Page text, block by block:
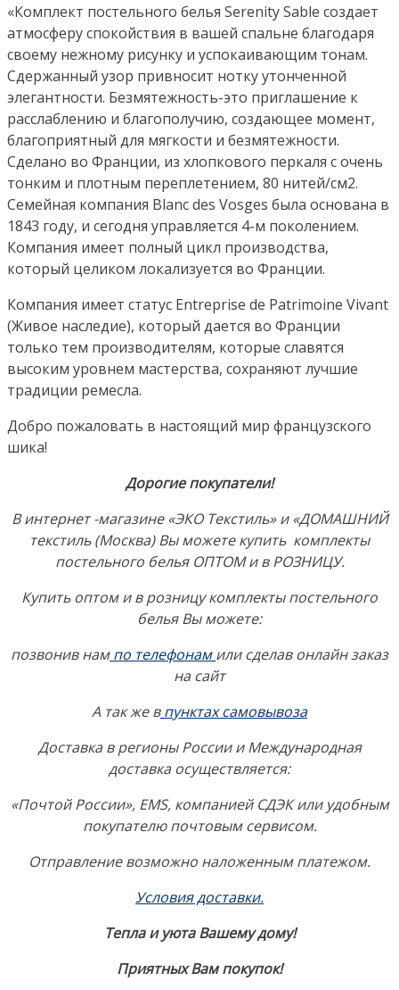
Производство:
ТМ
«Blanc
des
Vosges»,
Франция
«Комплект постельного белья Serenity Sable создает
атмосферу спокойствия в вашей спальне благодаря
своему нежному рисунку и успокаивающим тонам.
Сдержанный узор привносит нотку утонченной
элегантности. Безмятежность-это приглашение к
расслаблению и благополучию, создающее момент,
благоприятный для мягкости и безмятежности.
Сделано во Франции, из хлопкового перкаля с очень
тонким и плотным переплетением, 80 нитей/см2.
Семейная компания Blanc des Vosges была основана в
1843 году, и сегодня управляется 4-м поколением.
Компания имеет полный цикл производства,
который целиком локализуется во Франции.
Компания имеет статус Entreprise de Patrimoine Vivant
(Живое наследие), который дается во Франции
только тем производителям, которые славятся
высоким уровнем мастерства, сохраняют лучшие
традиции ремесла.
Добро пожаловать в настоящий мир французского
шика!
Дорогие покупатели!
В интернет -магазине «ЭКО Текстиль» и «ДОМАШНИЙ
текстиль (Москва) Вы можете купить комплекты
постельного белья ОПТОМ и в РОЗНИЦУ.
Купить оптом и в розницу комплекты постельного
белья Вы можете:
позвонив нам по телефонам или сделав онлайн заказ
на сайт
А так же в пунктах самовывоза
Доставка в регионы России и Международная
доставка осуществляется:
«Почтой России», EMS, компанией СДЭК или удобным
покупателю почтовым сервисом.
Отправление возможно наложенным платежом.
Условия доставки.
Тепла и уюта Вашему дому!
Приятных Вам покупок!